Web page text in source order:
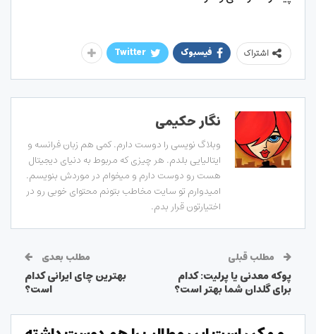
اشتراک فیسبوک Twitter
نگار حکیمی
وبلاگ نویسی را دوست دارم. کمی هم زبان فرانسه و
ایتالیایی بلدم. هر چیزی که مربوط به دنیای دیجیتال
هست رو دوست دارم و میخوام در موردش بنویسم.
امیدوارم تو سایت مخاطب بتونم محتوای خوبی رو در
اختیارتون قرار بدم.
مطلب قبلی
پوکه معدنی یا پرلیت: کدام
برای گلدان شما بهتر است؟
مطلب بعدی
بهترین چای ایرانی کدام
است؟